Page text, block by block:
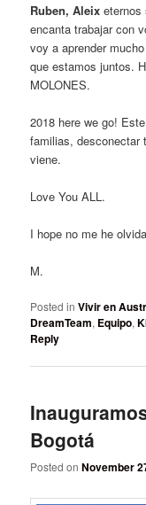
Ruben, Aleix
encanta trabajar con
voy a aprender
que estamos juntos.
MOLONES.
2018 here we go!
familias, desconectar
viene.
Love You ALL.
I hope no me he
M.
Posted in Vivir en
DreamTeam, Equipo,
Reply
Bogotá
Posted onNovember